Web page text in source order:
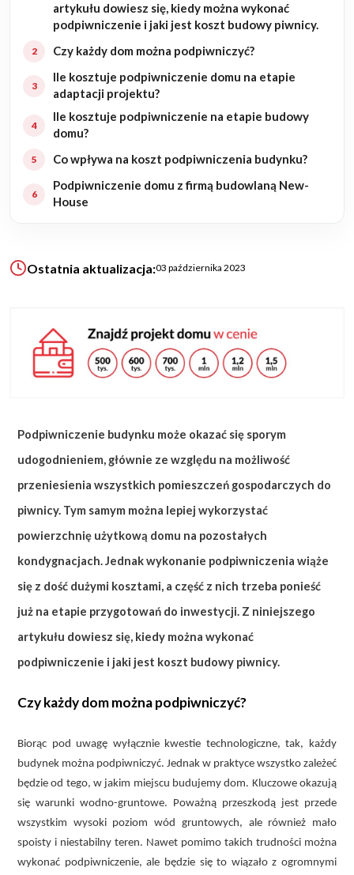
Budynki biurowe
Referencje
Ogrody
O NAS
ZAPISZ SIĘ
artykułu dowiesz się, kiedy można wykonać
podpiwniczenie i jaki jest koszt budowy piwnicy.
Czy każdy dom można podpiwniczyć?
Ile kosztuje podpiwniczenie domu na etapie
adaptacji projektu?
Ile kosztuje podpiwniczenie na etapie budowy
domu?
Co wpływa na koszt podpiwniczenia budynku?
Podpiwniczenie domu z firmą budowlaną New-
House
Ostatnia aktualizacja:03 października 2023
Podpiwniczenie budynku może okazać się sporym
udogodnieniem, głównie ze względu na możliwość
przeniesienia wszystkich pomieszczeń gospodarczych do
piwnicy. Tym samym można lepiej wykorzystać
powierzchnię użytkową domu na pozostałych
kondygnacjach. Jednak wykonanie podpiwniczenia wiąże
się z dość dużymi kosztami, a część z nich trzeba ponieść
już na etapie przygotowań do inwestycji. Z niniejszego
artykułu dowiesz się, kiedy można wykonać
podpiwniczenie i jaki jest koszt budowy piwnicy.
Czy każdy dom można podpiwniczyć?
Biorąc pod uwagę wyłącznie kwestie technologiczne, tak, każdy
budynek można podpiwniczyć. Jednak w praktyce wszystko zależeć
będzie od tego, w jakim miejscu budujemy dom. Kluczowe okazują
się warunki wodno-gruntowe. Poważną przeszkodą jest przede
wszystkim wysoki poziom wód gruntowych, ale również mało
spoisty i niestabilny teren. Nawet pomimo takich trudności można
wykonać podpiwniczenie, ale będzie się to wiązało z ogromnymi